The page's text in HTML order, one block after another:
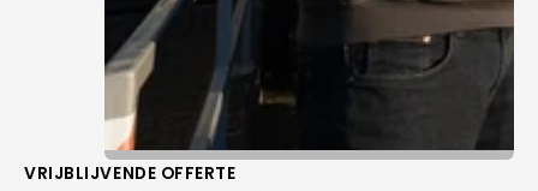
VRIJBLIJVENDE OFFERTE